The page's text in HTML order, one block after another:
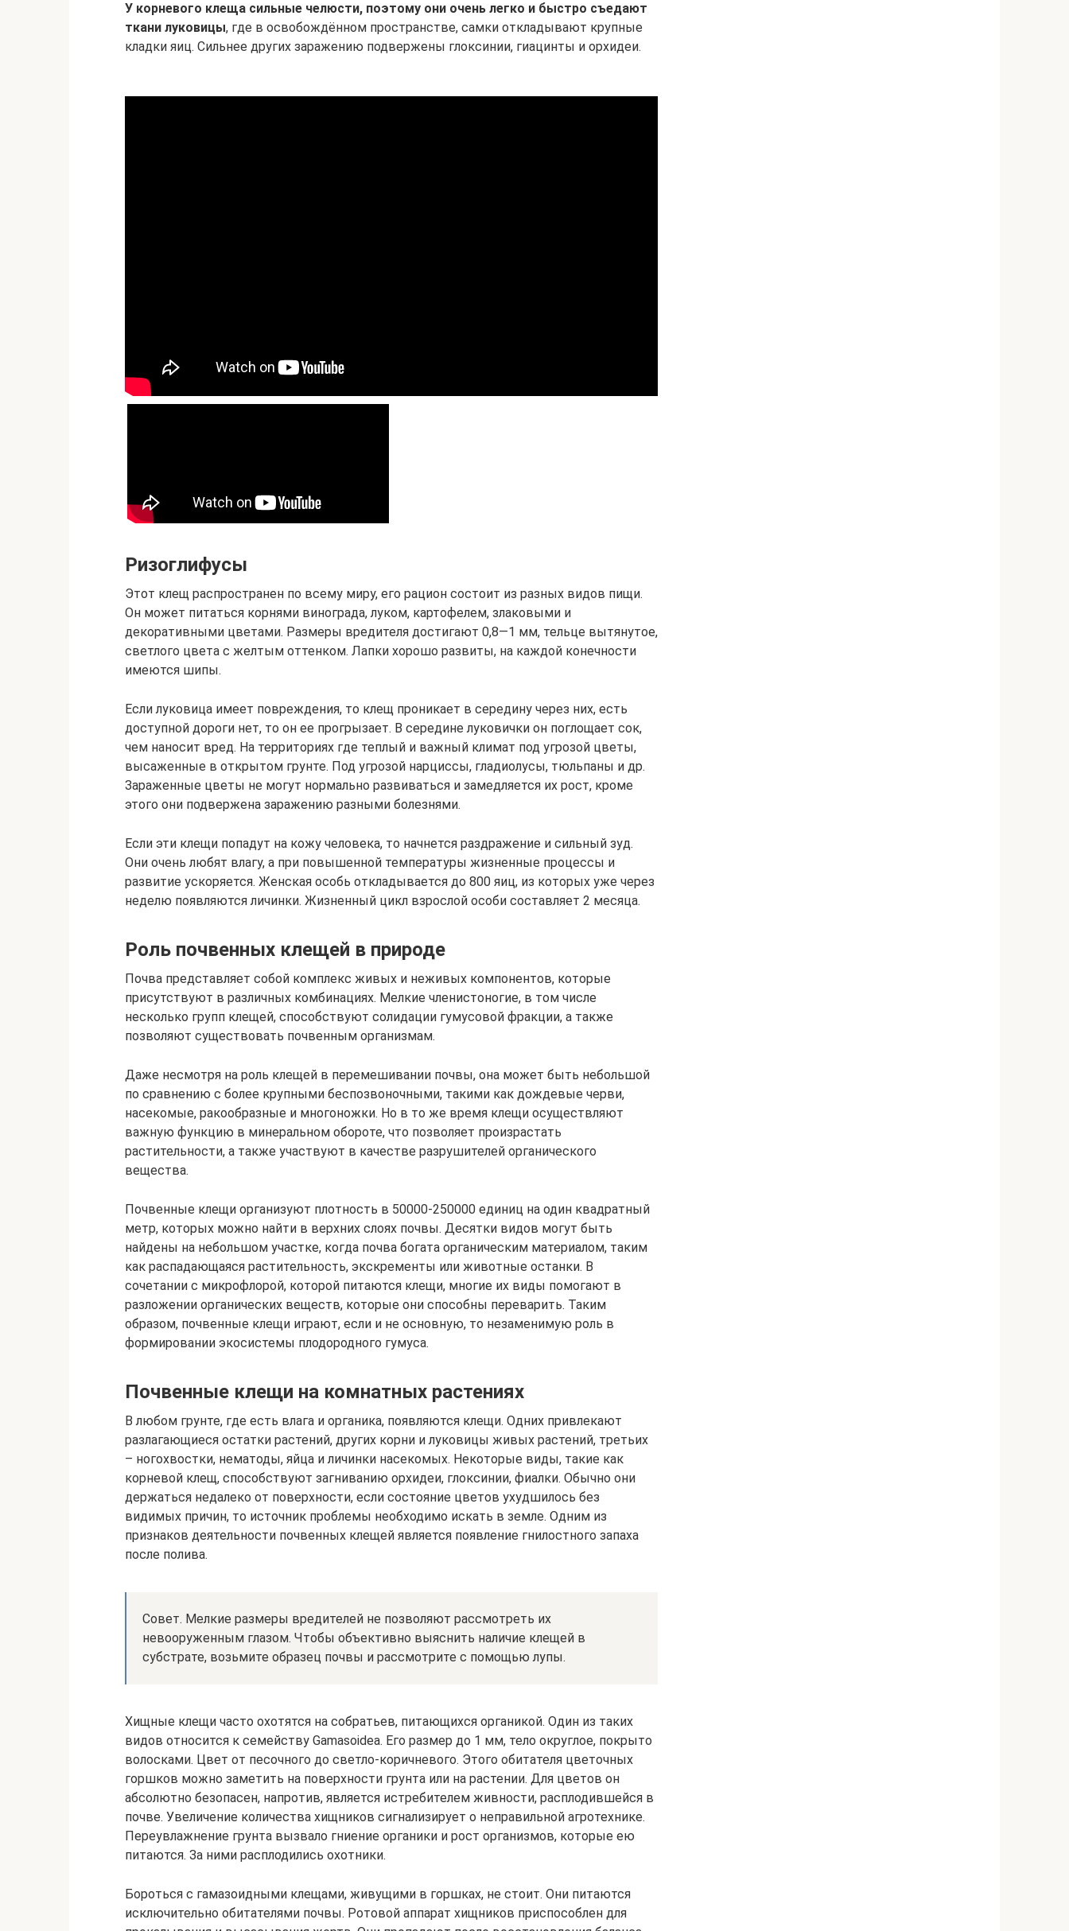
У корневого клеща сильные челюсти, поэтому они очень легко и быстро съедают
ткани луковицы, где в освобождённом пространстве, самки откладывают крупные
кладки яиц. Сильнее других заражению подвержены глоксинии, гиацинты и орхидеи.
Ризоглифусы
Этот клещ распространен по всему миру, его рацион состоит из разных видов пищи.
Он может питаться корнями винограда, луком, картофелем, злаковыми и
декоративными цветами. Размеры вредителя достигают 0,8—1 мм, тельце вытянутое,
светлого цвета с желтым оттенком. Лапки хорошо развиты, на каждой конечности
имеются шипы.
Если луковица имеет повреждения, то клещ проникает в середину через них, есть
доступной дороги нет, то он ее прогрызает. В середине луковички он поглощает сок,
чем наносит вред. На территориях где теплый и важный климат под угрозой цветы,
высаженные в открытом грунте. Под угрозой нарциссы, гладиолусы, тюльпаны и др.
Зараженные цветы не могут нормально развиваться и замедляется их рост, кроме
этого они подвержена заражению разными болезнями.
Если эти клещи попадут на кожу человека, то начнется раздражение и сильный зуд.
Они очень любят влагу, а при повышенной температуры жизненные процессы и
развитие ускоряется. Женская особь откладывается до 800 яиц, из которых уже через
неделю появляются личинки. Жизненный цикл взрослой особи составляет 2 месяца.
Роль почвенных клещей в природе
Почва представляет собой комплекс живых и неживых компонентов, которые
присутствуют в различных комбинациях. Мелкие членистоногие, в том числе
несколько групп клещей, способствуют солидации гумусовой фракции, а также
позволяют существовать почвенным организмам.
Даже несмотря на роль клещей в перемешивании почвы, она может быть небольшой
по сравнению с более крупными беспозвоночными, такими как дождевые черви,
насекомые, ракообразные и многоножки. Но в то же время клещи осуществляют
важную функцию в минеральном обороте, что позволяет произрастать
растительности, а также участвуют в качестве разрушителей органического
вещества.
Почвенные клещи организуют плотность в 50000-250000 единиц на один квадратный
метр, которых можно найти в верхних слоях почвы. Десятки видов могут быть
найдены на небольшом участке, когда почва богата органическим материалом, таким
как распадающаяся растительность, экскременты или животные останки. В
сочетании с микрофлорой, которой питаются клещи, многие их виды помогают в
разложении органических веществ, которые они способны переварить. Таким
образом, почвенные клещи играют, если и не основную, то незаменимую роль в
формировании экосистемы плодородного гумуса.
Почвенные клещи на комнатных растениях
В любом грунте, где есть влага и органика, появляются клещи. Одних привлекают
разлагающиеся остатки растений, других корни и луковицы живых растений, третьих
– ногохвостки, нематоды, яйца и личинки насекомых. Некоторые виды, такие как
корневой клещ, способствуют загниванию орхидеи, глоксинии, фиалки. Обычно они
держаться недалеко от поверхности, если состояние цветов ухудшилось без
видимых причин, то источник проблемы необходимо искать в земле. Одним из
признаков деятельности почвенных клещей является появление гнилостного запаха
после полива.
Совет. Мелкие размеры вредителей не позволяют рассмотреть их
невооруженным глазом. Чтобы объективно выяснить наличие клещей в
субстрате, возьмите образец почвы и рассмотрите с помощью лупы.
Хищные клещи часто охотятся на собратьев, питающихся органикой. Один из таких
видов относится к семейству Gamasoidea. Его размер до 1 мм, тело округлое, покрыто
волосками. Цвет от песочного до светло-коричневого. Этого обитателя цветочных
горшков можно заметить на поверхности грунта или на растении. Для цветов он
абсолютно безопасен, напротив, является истребителем живности, расплодившейся в
почве. Увеличение количества хищников сигнализирует о неправильной агротехнике.
Переувлажнение грунта вызвало гниение органики и рост организмов, которые ею
питаются. За ними расплодились охотники.
Бороться с гамазоидными клещами, живущими в горшках, не стоит. Они питаются
исключительно обитателями почвы. Ротовой аппарат хищников приспособлен для